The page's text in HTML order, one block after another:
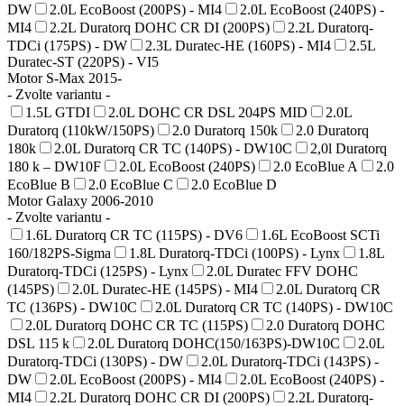
DW
2.0L EcoBoost (200PS) - MI4
2.0L EcoBoost (240PS) -
MI4
2.2L Duratorq DOHC CR DI (200PS)
2.2L Duratorq-
TDCi (175PS) - DW
2.3L Duratec-HE (160PS) - MI4
2.5L
Duratec-ST (220PS) - VI5
Motor S-Max 2015-
- Zvolte variantu -
1.5L GTDI
2.0L DOHC CR DSL 204PS MID
2.0L
Duratorq (110kW/150PS)
2.0 Duratorq 150k
2.0 Duratorq
180k
2.0L Duratorq CR TC (140PS) - DW10C
2,0l Duratorq
180 k – DW10F
2.0L EcoBoost (240PS) 2.0 EcoBlue A
2.0
EcoBlue B
2.0 EcoBlue C
2.0 EcoBlue D
Motor Galaxy 2006-2010
- Zvolte variantu -
1.6L Duratorq CR TC (115PS) - DV6
1.6L EcoBoost SCTi
160/182PS-Sigma
1.8L Duratorq-TDCi (100PS) - Lynx
1.8L
Duratorq-TDCi (125PS) - Lynx
2.0L Duratec FFV DOHC
(145PS)
2.0L Duratec-HE (145PS) - MI4
2.0L Duratorq CR
TC (136PS) - DW10C
2.0L Duratorq CR TC (140PS) - DW10C
2.0L Duratorq DOHC CR TC (115PS)
2.0 Duratorq DOHC
DSL 115 k
2.0L Duratorq DOHC(150/163PS)-DW10C
2.0L
Duratorq-TDCi (130PS) - DW
2.0L Duratorq-TDCi (143PS) -
DW
2.0L EcoBoost (200PS) - MI4
2.0L EcoBoost (240PS) -
MI4
2.2L Duratorq DOHC CR DI (200PS)
2.2L Duratorq-